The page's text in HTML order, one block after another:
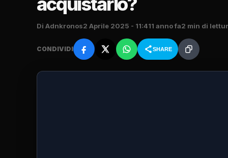
Di Adnkronos2 Aprile 2025 - 11:411 anno fa2 min di
CONDIVIDI SHARE